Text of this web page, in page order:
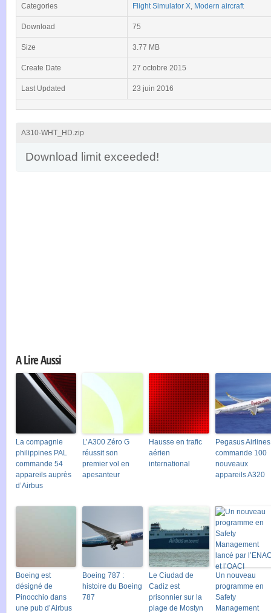
Categories Flight Simulator X Modern aircraft
Download 75
Size 3.77 MB
Create Date 27 octobre 2015
Last Updated 23 juin 2016
A310-WHT_HD.zip
Download limit exceeded!
A Lire Aussi
La compagnie
philippines PAL
commande 54
appareils auprès
d’Airbus
L’A300 Zéro G
réussit son
premier vol en
apesanteur
Hausse en trafic
aérien
international
Pegasus Airlines
commande 100
nouveaux
appareils A320
Boeing est
désigné de
Pinocchio dans
une pub d’Airbus
Boeing 787 :
histoire du Boeing
787
Le Ciudad de
Cadiz est
prisonnier sur la
plage de Mostyn
Un nouveau
programme en
Safety
Management